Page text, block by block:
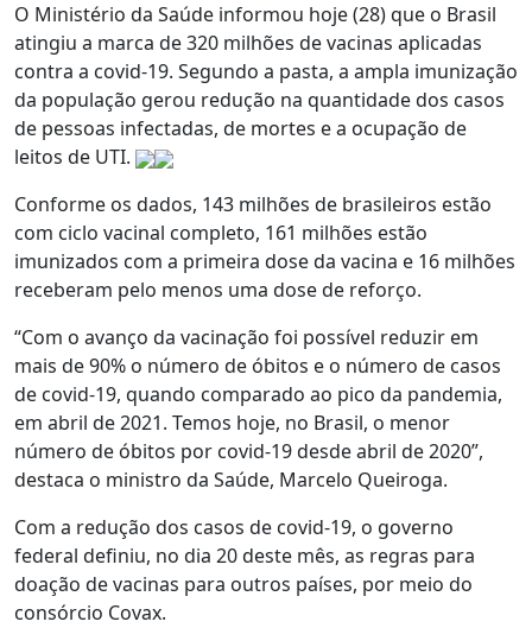
O Ministério da Saúde informou hoje (28) que o Brasil
atingiu a marca de 320 milhões de vacinas aplicadas
contra a covid-19. Segundo a pasta, a ampla imunização
da população gerou redução na quantidade dos casos
de pessoas infectadas, de mortes e a ocupação de
leitos de UTI.
Conforme os dados, 143 milhões de brasileiros estão
com ciclo vacinal completo, 161 milhões estão
imunizados com a primeira dose da vacina e 16 milhões
receberam pelo menos uma dose de reforço.
“Com o avanço da vacinação foi possível reduzir em
mais de 90% o número de óbitos e o número de casos
de covid-19, quando comparado ao pico da pandemia,
em abril de 2021. Temos hoje, no Brasil, o menor
número de óbitos por covid-19 desde abril de 2020”,
destaca o ministro da Saúde, Marcelo Queiroga.
Com a redução dos casos de covid-19, o governo
federal definiu, no dia 20 deste mês, as regras para
doação de vacinas para outros países, por meio do
consórcio Covax.